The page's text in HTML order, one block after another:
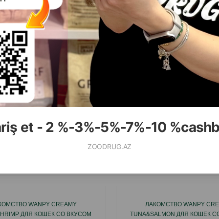
et - 2 %-3%-5%-7%-10
ZOODRUG.AZ
( Отзывы)
Цена
Купить
шт
27.00
КУПИТЬ
( Отзывы)
WANPY CREAMY
ДЛЯ КОШЕК СО ВКУСОМ
ЛАКОМСТВО WANPY
TUNA&SALMON ДЛЯ КОШЕК